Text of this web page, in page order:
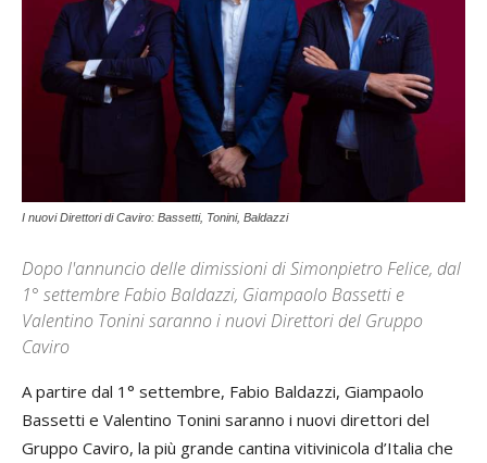
I nuovi Direttori di Caviro: Bassetti, Tonini, Baldazzi
Dopo l'annuncio delle dimissioni di Simonpietro Felice, dal
1° settembre Fabio Baldazzi, Giampaolo Bassetti e
Valentino Tonini saranno i nuovi Direttori del Gruppo
Caviro
A partire dal 1° settembre, Fabio Baldazzi, Giampaolo
Bassetti e Valentino Tonini saranno i nuovi direttori del
Gruppo Caviro, la più grande cantina vitivinicola d’Italia che